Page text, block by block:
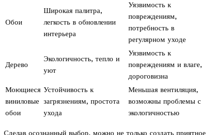
Обои
Широкая палитра,
легкость в обновлении
интерьера
Уязвимость к
повреждениям,
потребность в
регулярном уходе
Дерево
Экологичность, тепло и
уют
Уязвимость к
повреждениям и влаге,
дороговизна
Моющиеся
виниловые
обои
Устойчивость к
загрязнениям, простота
ухода
Меньшая вентиляция,
возможны проблемы с
экологичностью
Сделав осознанный выбор, можно не только создать приятное